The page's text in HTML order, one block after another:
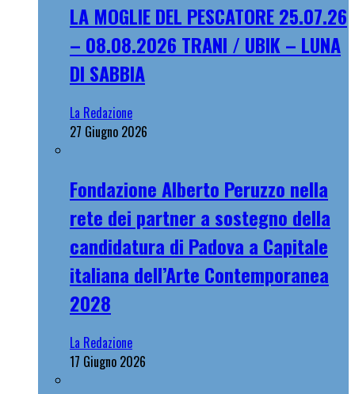
LA MOGLIE DEL PESCATORE 25.07.26
– 08.08.2026 TRANI / UBIK – LUNA
DI SABBIA
La Redazione
27 Giugno 2026
Fondazione Alberto Peruzzo nella
rete dei partner a sostegno della
candidatura di Padova a Capitale
italiana dell’Arte Contemporanea
2028
La Redazione
17 Giugno 2026